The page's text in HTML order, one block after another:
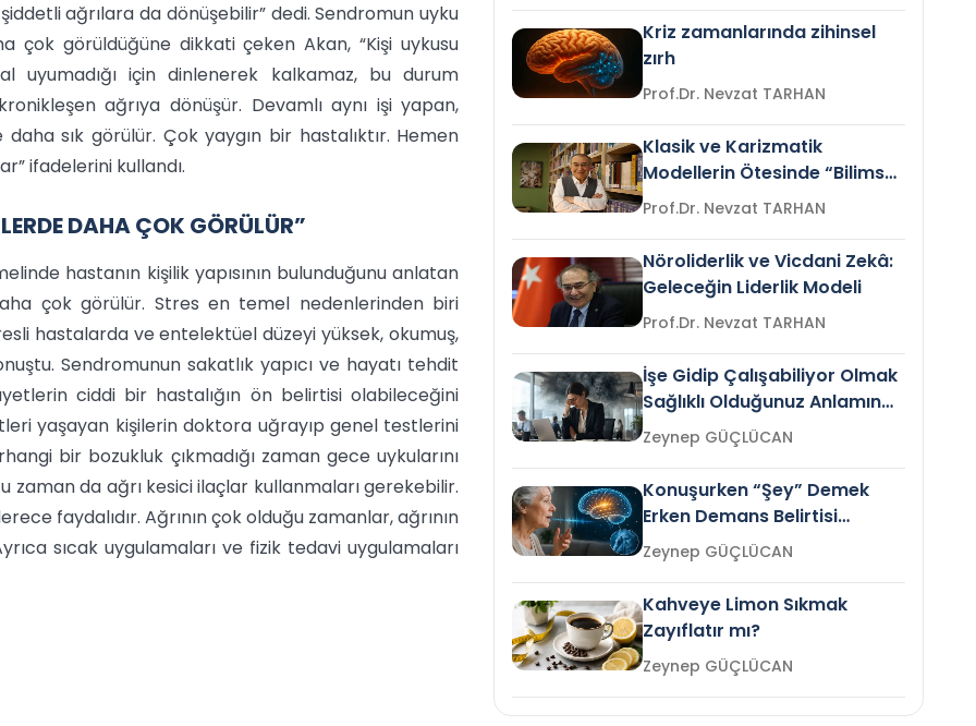
ağrılara da dönüşebilir” dedi. Sendromun uyku
çok görüldüğüne dikkati çeken Akan, “Kişi uykusu
uyumadığı için dinlenerek kalkamaz, bu durum
ağrıya dönüşür. Devamlı aynı işi yapan,
sık görülür. Çok yaygın bir hastalıktır. Hemen
ifadelerini kullandı.
DAHA ÇOK GÖRÜLÜR”
hastanın kişilik yapısının bulunduğunu anlatan
çok görülür. Stres en temel nedenlerinden biri
hastalarda ve entelektüel düzeyi yüksek, okumuş,
Sendromunun sakatlık yapıcı ve hayatı tehdit
ciddi bir hastalığın ön belirtisi olabileceğini
yaşayan kişilerin doktora uğrayıp genel testlerini
bir bozukluk çıkmadığı zaman gece uykularını
zaman da ağrı kesici ilaçlar kullanmaları gerekebilir.
faydalıdır. Ağrının çok olduğu zamanlar, ağrının
sıcak uygulamaları ve fizik tedavi uygulamaları
Kriz zamanlarında zihinsel
zırh
Prof.Dr. Nevzat TARHAN
Klasik ve Karizmatik
Modellerin Ötesinde “Bilimsel
Liderlik”
Prof.Dr. Nevzat TARHAN
Nöroliderlik ve Vicdani Zekâ:
Geleceğin Liderlik Modeli
Prof.Dr. Nevzat TARHAN
İşe Gidip Çalışabiliyor Olmak
Sağlıklı Olduğunuz Anlamına
Gelir mi?Zeynep GÜÇLÜCAN
Konuşurken “Şey” Demek
Erken Demans Belirtisi
Olabilir mi?Zeynep GÜÇLÜCAN
Kahveye Limon Sıkmak
Zayıflatır mı?
Zeynep GÜÇLÜCAN